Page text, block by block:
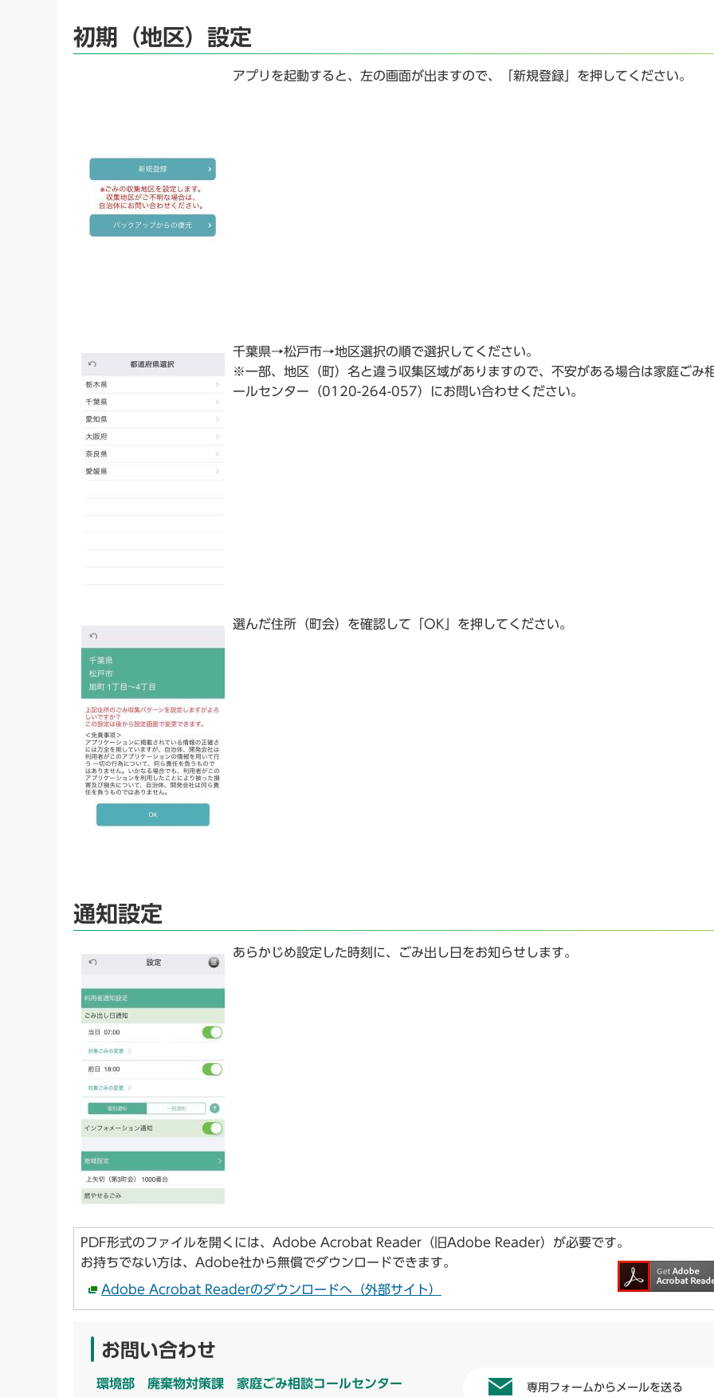
初期（地区）設定
アプリを起動すると、左の画面が出ますので、「新規登録」を押してください。
千葉県→松戸市→地区選択の順で選択してください。
※一部、地区（町）名と違う収集区域がありますので、不安がある場合は家庭ごみ
ールセンター（0120-264-057）にお問い合わせください。
選んだ住所（町会）を確認して「OK」を押してください。
通知設定
あらかじめ設定した時刻に、ごみ出し日をお知らせします。
PDF形式のファイルを開くには、Adobe Acrobat Reader（旧Adobe Reader）が必要です。
お持ちでない方は、Adobe社から無償でダウンロードできます。
Adobe Acrobat Readerのダウンロードへ（外部サイト）
お問い合わせ
環境部 廃棄物対策課 家庭ごみ相談コールセンター 専用フォームからメールを送る